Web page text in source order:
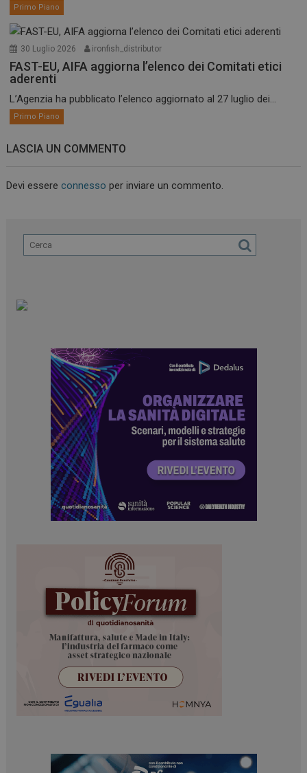
Primo Piano
30 Luglio 2026 ironfish_distributor
FAST-EU, AIFA aggiorna l’elenco dei Comitati etici
aderenti
L’Agenzia ha pubblicato l’elenco aggiornato al 27 luglio dei...
Primo Piano
LASCIA UN COMMENTO
Devi essereconnesso per inviare un commento.